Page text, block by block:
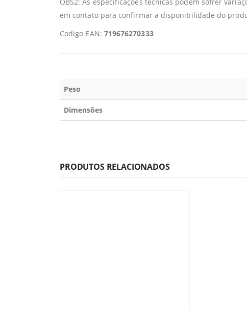
em contato para confirmar a disponibilidade do
Codigo EAN: 719676270333
Peso
Dimensões
PRODUTOS RELACIONADOS